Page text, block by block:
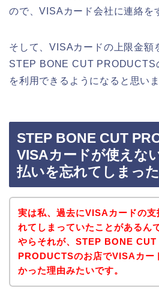
ので、VISAカード会社に連絡を
そして、VISAカードの上限金額
STEP BONE CUT PRODUCTS
を利用できるようになると思いま
STEP BONE CUT
VISAカードが使えな
払いを忘れてしまった
実は私、過去にVISAカードの支
れてしまっていたことがあるん
やらそれが、STEP BONE CUT
PRODUCTSのお店でVISAカー
かった理由みたいです。